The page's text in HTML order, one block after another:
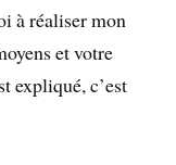
à réaliser mon
et votre
expliqué, c’est